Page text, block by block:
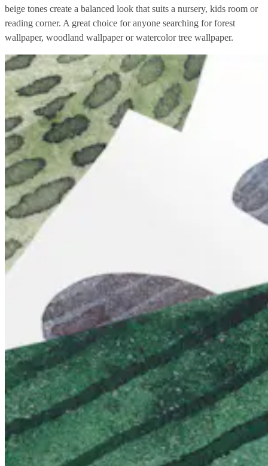
beige tones create a balanced look that suits a nursery, kids room or
reading corner. A great choice for anyone searching for forest
wallpaper, woodland wallpaper or watercolor tree wallpaper.